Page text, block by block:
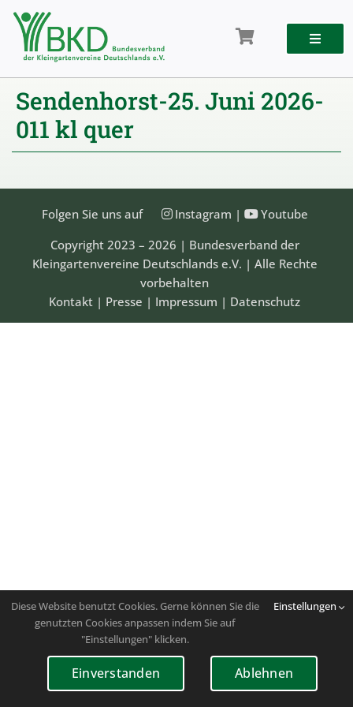
Zum
Inhalt
springen
Sendenhorst-25. Juni 2026-
011 kl quer
Folgen Sie uns auf Instagram |
Youtube
Copyright 2023 – 2026 | Bundesverband der
Kleingartenvereine Deutschlands e.V. | Alle Rechte
vorbehalten
Kontakt | Presse | Impressum | Datenschutz
Diese Website benutzt Cookies. Gerne können Sie die
genutzten Cookies anpassen indem Sie auf
"Einstellungen" klicken.
Einstellungen
Einverstanden Ablehnen